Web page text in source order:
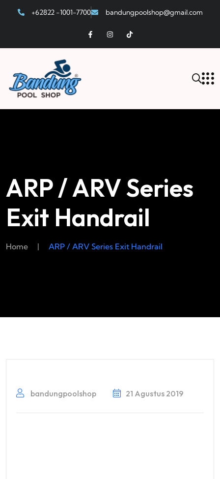
+62822 -1001-7700 bandungpoolshop@gmail.com
ARP / ARV Series
Exit Handrail
Home | ARP / ARV Series Exit Handrail
bandungpoolshop 21 Agustus 2019